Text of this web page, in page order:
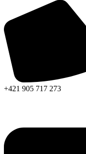
+421 905 717 273